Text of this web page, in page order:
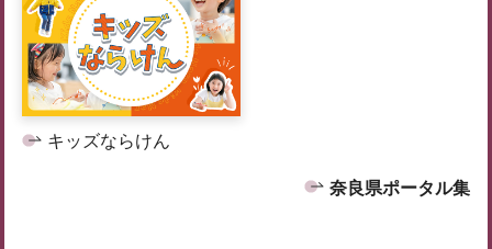
キッズならけん
奈良県ポータル集